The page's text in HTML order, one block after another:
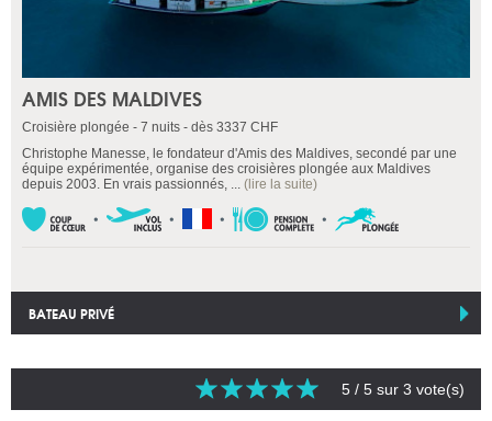
AMIS DES MALDIVES
Croisière plongée - 7 nuits - dès 3337 CHF
Christophe Manesse, le fondateur d'Amis des Maldives, secondé par une
équipe expérimentée, organise des croisières plongée aux Maldives
depuis 2003. En vrais passionnés, ... (lire la suite)
BATEAU PRIVÉ
5 / 5 sur 3 vote(s)